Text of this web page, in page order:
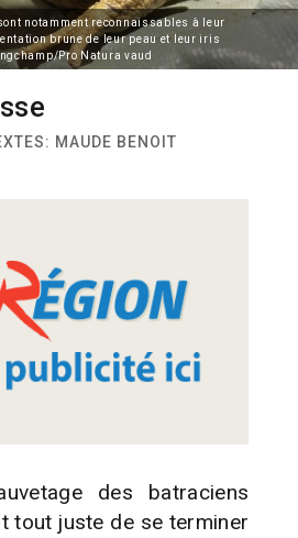
notamment reconnaissables à leur
brune de leur peau et leur iris
Pro Natura vaud
MAUDE BENOIT
des batraciens
tout juste de se terminer